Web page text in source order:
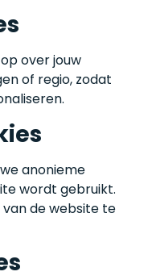
over jouw
of regio, zodat
anonieme
wordt gebruikt.
de website te